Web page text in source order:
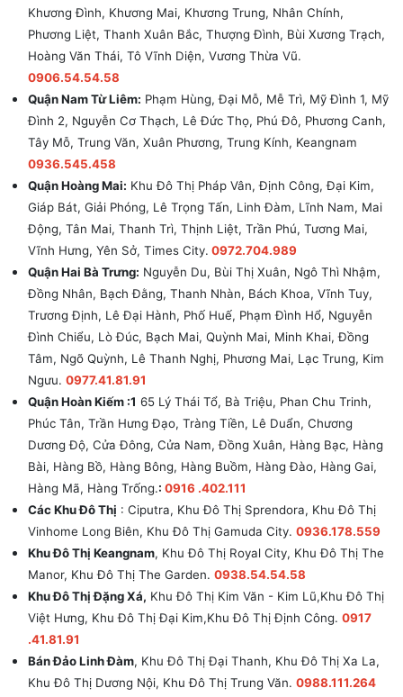
Khương Đình, Khương Mai, Khương Trung, Nhân Chính,
Phương Liệt, Thanh Xuân Bắc, Thượng Đình, Bùi Xương Trạch,
Hoàng Văn Thái, Tô Vĩnh Diện, Vương Thừa Vũ.
0906.54.54.58
Quận Nam Từ Liêm: Phạm Hùng, Đại Mỗ, Mễ Trì, Mỹ Đình 1, Mỹ
Đình 2, Nguyễn Cơ Thạch, Lê Đức Thọ, Phú Đô, Phương Canh,
Tây Mỗ, Trung Văn, Xuân Phương, Trung Kính, Keangnam
0936.545.458
Quận Hoàng Mai: Khu Đô Thị Pháp Vân, Định Công, Đại Kim,
Giáp Bát, Giải Phóng, Lê Trọng Tấn, Linh Đàm, Lĩnh Nam, Mai
Động, Tân Mai, Thanh Trì, Thịnh Liệt, Trần Phú, Tương Mai,
Vĩnh Hưng, Yên Sở, Times City. 0972.704.989
Quận Hai Bà Trưng: Nguyễn Du, Bùi Thị Xuân, Ngô Thì Nhậm,
Đồng Nhân, Bạch Đằng, Thanh Nhàn, Bách Khoa, Vĩnh Tuy,
Trương Định, Lê Đại Hành, Phố Huế, Phạm Đình Hổ, Nguyễn
Đình Chiểu, Lò Đúc, Bạch Mai, Quỳnh Mai, Minh Khai, Đồng
Tâm, Ngõ Quỳnh, Lê Thanh Nghị, Phương Mai, Lạc Trung, Kim
Ngưu. 0977.41.81.91
Quận Hoàn Kiếm :1 65 Lý Thái Tổ, Bà Triệu, Phan Chu Trinh,
Phúc Tân, Trần Hưng Đạo, Tràng Tiền, Lê Duẩn, Chương
Dương Độ, Cửa Đông, Cửa Nam, Đồng Xuân, Hàng Bạc, Hàng
Bài, Hàng Bồ, Hàng Bông, Hàng Buồm, Hàng Đào, Hàng Gai,
Hàng Mã, Hàng Trống.: 0916 .402.111
Các Khu Đô Thị : Ciputra, Khu Đô Thị Sprendora, Khu Đô Thị
Vinhome Long Biên, Khu Đô Thị Gamuda City. 0936.178.559
Khu Đô Thị Keangnam, Khu Đô Thị Royal City, Khu Đô Thị The
Manor, Khu Đô Thị The Garden. 0938.54.54.58
Khu Đô Thị Đặng Xá, Khu Đô Thị Kim Văn - Kim Lũ,Khu Đô Thị
Việt Hưng, Khu Đô Thị Đại Kim,Khu Đô Thị Định Công. 0917
.41.81.91
Bán Đảo Linh Đàm, Khu Đô Thị Đại Thanh, Khu Đô Thị Xa La,
Khu Đô Thị Dương Nội, Khu Đô Thị Trung Văn. 0988.111.264